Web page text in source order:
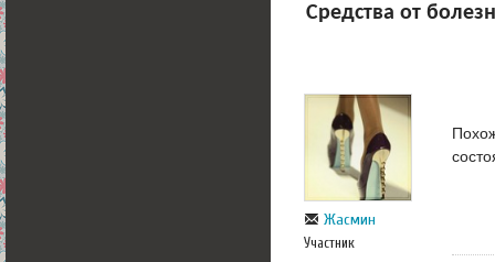
Средства от
Жасмин
Участник